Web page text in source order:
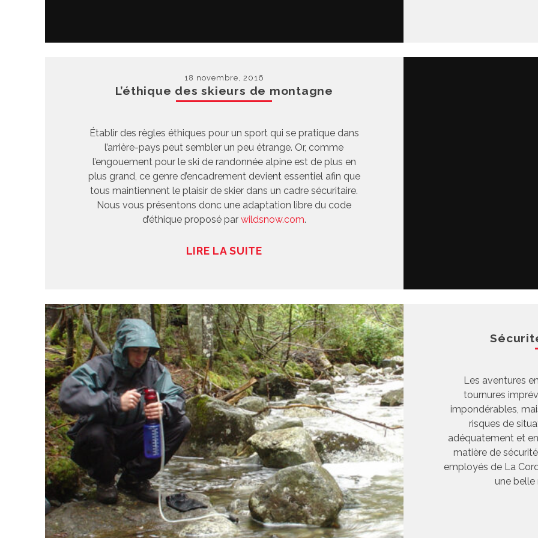
18 novembre, 2016
L’éthique des skieurs de montagne
Établir des règles éthiques pour un sport qui se pratique dans
l’arrière-pays peut sembler un peu étrange. Or, comme
l’engouement pour le ski de randonnée alpine est de plus en
plus grand, ce genre d’encadrement devient essentiel afin que
tous maintiennent le plaisir de skier dans un cadre sécuritaire.
Nous vous présentons donc une adaptation libre du code
d’éthique proposé par wildsnow.com.
LIRE LA SUITE
Les aventures
tournures
impondérables,
risques de
adéquatement et
matière de
employés de La
une belle